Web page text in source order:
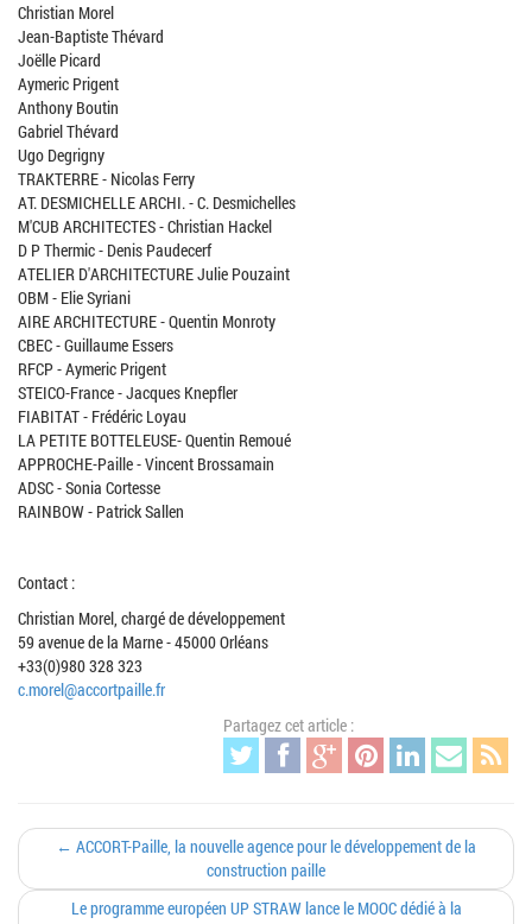
Christian Morel
Jean-Baptiste Thévard
Joëlle Picard
Aymeric Prigent
Anthony Boutin
Gabriel Thévard
Ugo Degrigny
TRAKTERRE - Nicolas Ferry
AT. DESMICHELLE ARCHI. - C. Desmichelles
M'CUB ARCHITECTES - Christian Hackel
D P Thermic - Denis Paudecerf
ATELIER D'ARCHITECTURE Julie Pouzaint
OBM - Elie Syriani
AIRE ARCHITECTURE - Quentin Monroty
CBEC - Guillaume Essers
RFCP - Aymeric Prigent
STEICO-France - Jacques Knepfler
FIABITAT - Frédéric Loyau
LA PETITE BOTTELEUSE- Quentin Remoué
APPROCHE-Paille - Vincent Brossamain
ADSC - Sonia Cortesse
RAINBOW - Patrick Sallen
Contact :
Christian Morel, chargé de développement
59 avenue de la Marne - 45000 Orléans
+33(0)980 328 323
c.morel@accortpaille.fr
Partagez cet article :
← ACCORT-Paille, la nouvelle agence pour le développement de la
construction paille
Le programme européen UP STRAW lance le MOOC dédié à la